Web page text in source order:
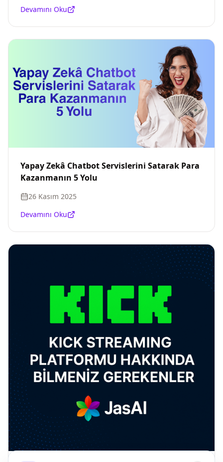
Devamını Oku
Yapay Zekâ Chatbot Servislerini Satarak Para
Kazanmanın 5 Yolu
26 Kasım 2025
Devamını Oku